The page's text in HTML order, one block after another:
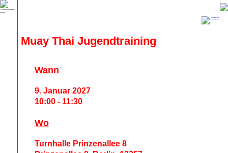
Muay Thai Jugendtraining
Wann
9. Januar 2027
10:00 - 11:30
Wo
Turnhalle Prinzenallee 8